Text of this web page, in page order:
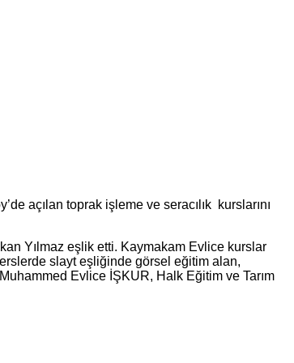
açılan toprak işleme ve seracılık kurslarını
Yılmaz eşlik etti. Kaymakam Evlice kurslar
slayt eşliğinde görsel eğitim alan,
Evlice İŞKUR, Halk Eğitim ve Tarım